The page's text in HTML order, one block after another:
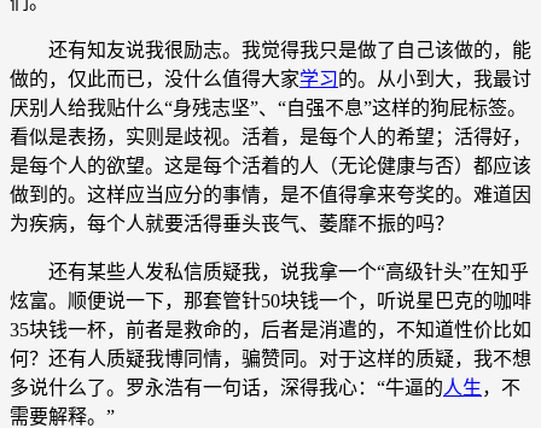
还有知友说我很励志。我觉得我只是做了自己该做的，能
做的，仅此而已，没什么值得大家学习的。从小到大，我最讨
厌别人给我贴什么“身残志坚”、“自强不息”这样的狗屁标签。
看似是表扬，实则是歧视。活着，是每个人的希望；活得好，
是每个人的欲望。这是每个活着的人（无论健康与否）都应该
做到的。这样应当应分的事情，是不值得拿来夸奖的。难道因
为疾病，每个人就要活得垂头丧气、萎靡不振的吗？
还有某些人发私信质疑我，说我拿一个“高级针头”在知乎
炫富。顺便说一下，那套管针50块钱一个，听说星巴克的咖啡
35块钱一杯，前者是救命的，后者是消遣的，不知道性价比如
何？还有人质疑我博同情，骗赞同。对于这样的质疑，我不想
多说什么了。罗永浩有一句话，深得我心：“牛逼的人生，不
需要解释。”